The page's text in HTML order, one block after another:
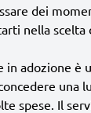
dei
nella scelta
in adozione è
una
spese. Il